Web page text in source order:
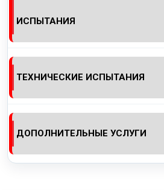
ИСПЫТАНИЯ
ТЕХНИЧЕСКИЕ ИСПЫТАНИЯ
ДОПОЛНИТЕЛЬНЫЕ УСЛУГИ